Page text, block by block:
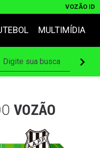
VOZÃO ID
MULTIMÍDIA
VOZÃO